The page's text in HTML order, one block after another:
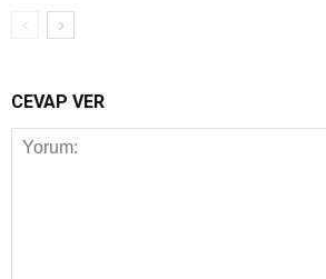
CEVAP VER